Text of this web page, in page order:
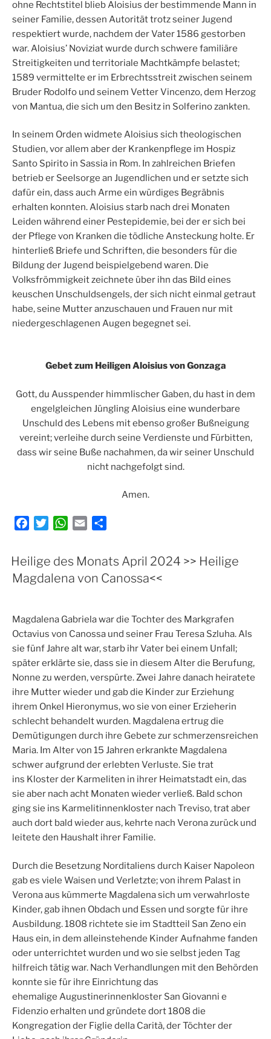
ohne Rechtstitel blieb Aloisius der bestimmende Mann in
seiner Familie, dessen Autorität trotz seiner Jugend
respektiert wurde, nachdem der Vater 1586 gestorben
war. Aloisius’ Noviziat wurde durch schwe­re familiäre
Streitigkeiten und territoriale Machtkämpfe belastet;
1589 vermittelte er im Erbrechtsstreit zwischen seinem
Bruder Rodolfo und seinem Vetter Vincenzo, dem Herzog
von Mantua, die sich um den Besitz in Solferino zankten.
In seinem Orden widmete Aloisius sich theologischen
Studien, vor allem aber der Krankenpflege im Hospiz
Santo Spirito in Sassia in Rom. In zahlreichen Briefen
betrieb er Seelsorge an Jugendlichen und er setzte sich
dafür ein, dass auch Arme ein würdiges Begräbnis
erhalten konnten. Aloisius starb nach drei Monaten
Leiden während einer Pestepidemie, bei der er sich bei
der Pflege von Kranken die tödliche Ansteckung holte. Er
hinterließ Briefe und Schriften, die besonders für die
Bildung der Jugend beispielgebend waren. Die
Volksfrömmigkeit zeichnete über ihn das Bild eines
keuschen Unschuldsengels, der sich nicht einmal getraut
habe, seine Mutter anzuschauen und Frauen nur mit
niedergeschlagenen Augen begegnet sei.
Gebet zum Heiligen Aloisius von Gonzaga
Gott, du Ausspender himmlischer Gaben, du hast in dem
engelgleichen Jüngling Aloisius eine wunderbare
Unschuld des Lebens mit ebenso großer Bußneigung
vereint; verleihe durch seine Verdienste und Fürbitten,
dass wir seine Buße nachahmen, da wir seiner Unschuld
nicht nachgefolgt sind.
Amen.
e
b
k
t
t
W
t
s
p
i
l
l
e
Heilige des Monats April 2024 >> Heilige
Magdalena von Canossa<<
Magdalena Gabriela war die Tochter des Markgrafen
Octavius von Canossa und seiner Frau Teresa Szluha. Als
sie fünf Jahre alt war, starb ihr Vater bei einem Unfall;
später erklärte sie, dass sie in diesem Alter die Berufung,
Nonne zu werden, verspürte. Zwei Jahre danach heiratete
ihre Mutter wieder und gab die Kinder zur Erziehung
ihrem Onkel Hieronymus, wo sie von einer Erzieherin
schlecht behandelt wurden. Magdalena ertrug die
Demütigungen durch ihre Gebete zur schmerzensreichen
Maria. Im Alter von 15 Jahren erkrankte Magdalena
schwer aufgrund der erlebten Verluste. Sie trat
ins Kloster der Karmeliten in ihrer Heimatstadt ein, das
sie aber nach acht Monaten wieder verließ. Bald schon
ging sie ins Karmelitinnenkloster nach Treviso, trat aber
auch dort bald wieder aus, kehrte nach Verona zurück und
leitete den Haushalt ihrer Familie.
Durch die Besetzung Norditaliens durch Kaiser Napoleon
gab es viele Waisen und Verletzte; von ihrem Palast in
Verona aus kümmerte Magdalena sich um verwahrloste
Kinder, gab ihnen Obdach und Essen und sorgte für ihre
Ausbildung. 1808 richtete sie im Stadtteil San Zeno ein
Haus ein, in dem alleinstehende Kinder Aufnahme fanden
oder unterrichtet wurden und wo sie selbst jeden Tag
hilfreich tätig war. Nach Verhandlungen mit den Behörden
konnte sie für ihre Einrichtung das
ehemalige Augustinerinnenkloster San Giovanni e
Fidenzio erhalten und gründete dort 1808 die
Kongregation der Figlie della Carità, der Töchter der